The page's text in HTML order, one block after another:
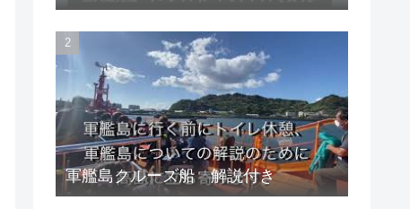
軍艦島クルーズ船 解説付き